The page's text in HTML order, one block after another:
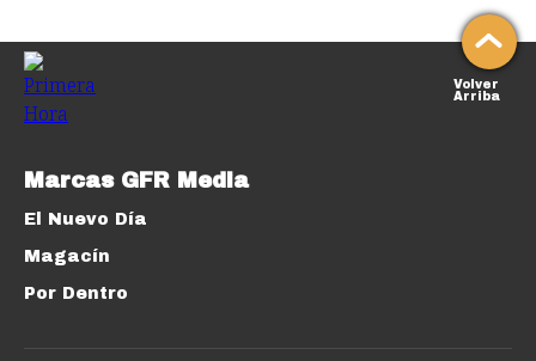
Volver
Arriba
Marcas GFR Media
El Nuevo Día
Magacín
Por Dentro